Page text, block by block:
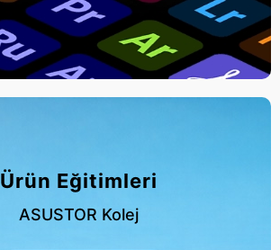
Ürün Eğitimleri
ASUSTOR Kolej